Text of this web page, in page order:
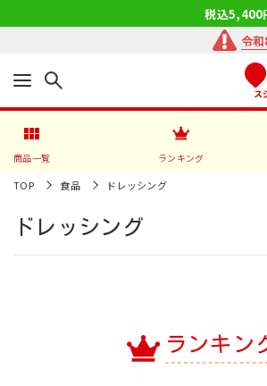
税込5,400
令
ス
商品一覧 ランキング
TOP 食品 ドレッシング
ドレッシング
ランキン